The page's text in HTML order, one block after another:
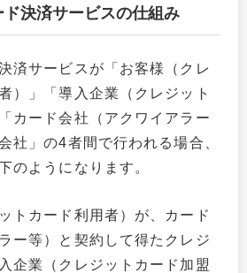
決済サービスの仕組み
済サービスが「お客様（クレ
）」「導入企業（クレジット
カード会社（アクワイアラー
社」の4者間で行われる場合、
のようになります。
トカード利用者）が、カード
ー等）と契約して得たクレジ
企業（クレジットカード加盟